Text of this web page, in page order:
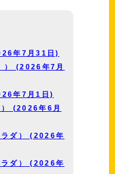
年7月31日)
） (2026年7月
年7月1日)
） (2026年6月
ラダ） (2026年
ラダ） (2026年